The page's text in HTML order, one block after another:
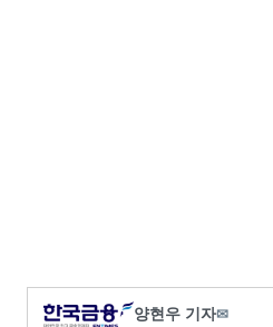
양현우 기자✉